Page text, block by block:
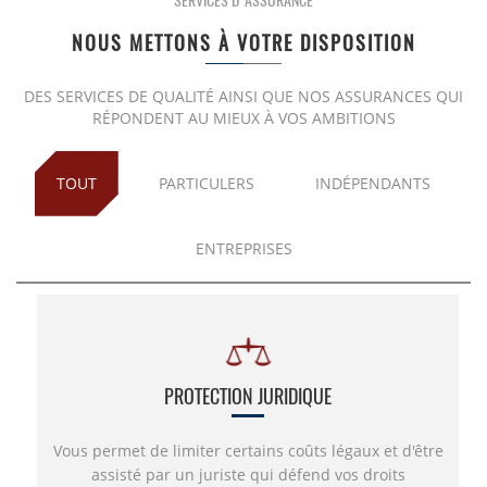
NOUS METTONS À VOTRE DISPOSITION
DES SERVICES DE QUALITÉ AINSI QUE NOS ASSURANCES QUI
RÉPONDENT AU MIEUX À VOS AMBITIONS
TOUT PARTICULERS INDÉPENDANTS
ENTREPRISES
PROTECTION JURIDIQUE
Vous permet de limiter certains coûts légaux et d'être
assisté par un juriste qui défend vos droits
PLCI pour les indépendants
INAMI pour les médecins